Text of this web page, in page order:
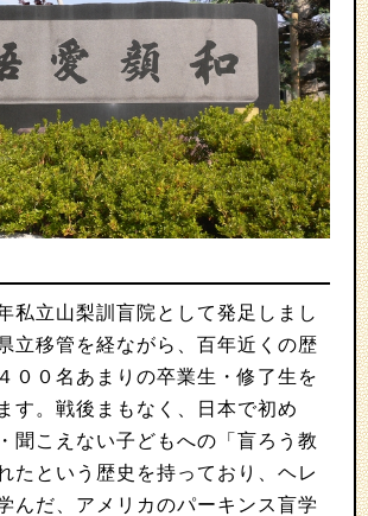
私立山梨訓盲院として発足しまし
立移管を経ながら、百年近くの歴
００名あまりの卒業生・修了生を
す。戦後まもなく、日本で初め
聞こえない子どもへの「盲ろう教
たという歴史を持っており、ヘレ
んだ、アメリカのパーキンス盲学